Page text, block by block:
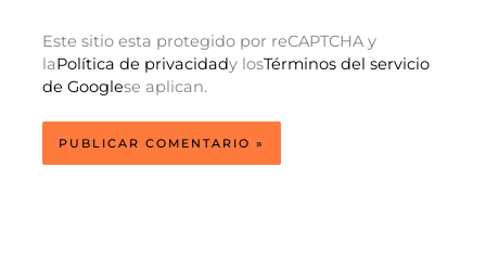
Este sitio esta protegido por reCAPTCHA y
laPolítica de privacidady losTérminos del servicio
de Googlese aplican.